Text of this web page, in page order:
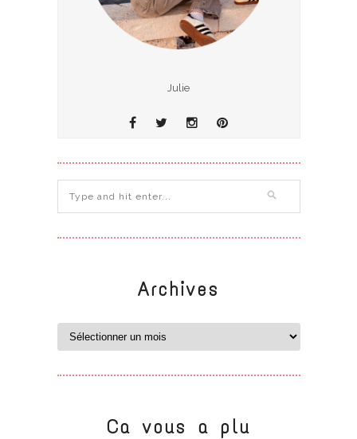
Julie
Archives
Ca vous a plu